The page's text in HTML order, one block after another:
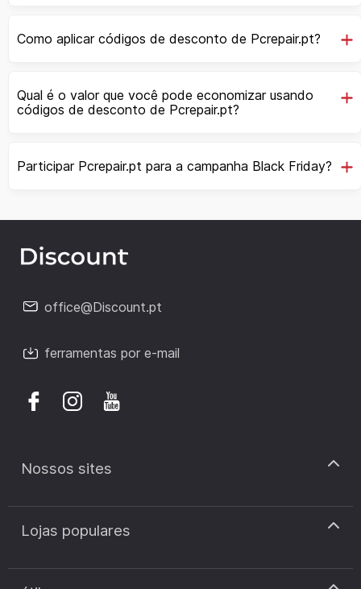
Como aplicar códigos de desconto de Pcrepair.pt?
Qual é o valor que você pode economizar usando
códigos de desconto de Pcrepair.pt?
Participar Pcrepair.pt para a campanha Black Friday?
office@Discount.pt
ferramentas por e-mail
Nossos sites
discount.pt
discount.sk
Lojas populares
Cupão de desconto Zooplus